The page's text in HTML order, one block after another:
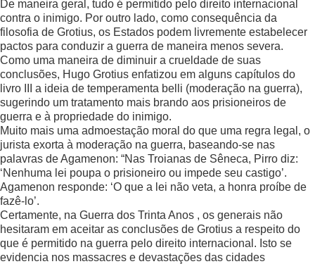
De maneira geral, tudo é permitido pelo direito internacional
contra o inimigo. Por outro lado, como consequência da
filosofia de Grotius, os Estados podem livremente estabelecer
pactos para conduzir a guerra de maneira menos severa.
Como uma maneira de diminuir a crueldade de suas
conclusões, Hugo Grotius enfatizou em alguns capítulos do
livro III a ideia de temperamenta belli (moderação na guerra),
sugerindo um tratamento mais brando aos prisioneiros de
guerra e à propriedade do inimigo.
Muito mais uma admoestação moral do que uma regra legal, o
jurista exorta à moderação na guerra, baseando-se nas
palavras de Agamenon: “Nas Troianas de Sêneca, Pirro diz:
‘Nenhuma lei poupa o prisioneiro ou impede seu castigo’.
Agamenon responde: ‘O que a lei não veta, a honra proíbe de
fazê-lo’.
Certamente, na Guerra dos Trinta Anos , os generais não
hesitaram em aceitar as conclusões de Grotius a respeito do
que é permitido na guerra pelo direito internacional. Isto se
evidencia nos massacres e devastações das cidades